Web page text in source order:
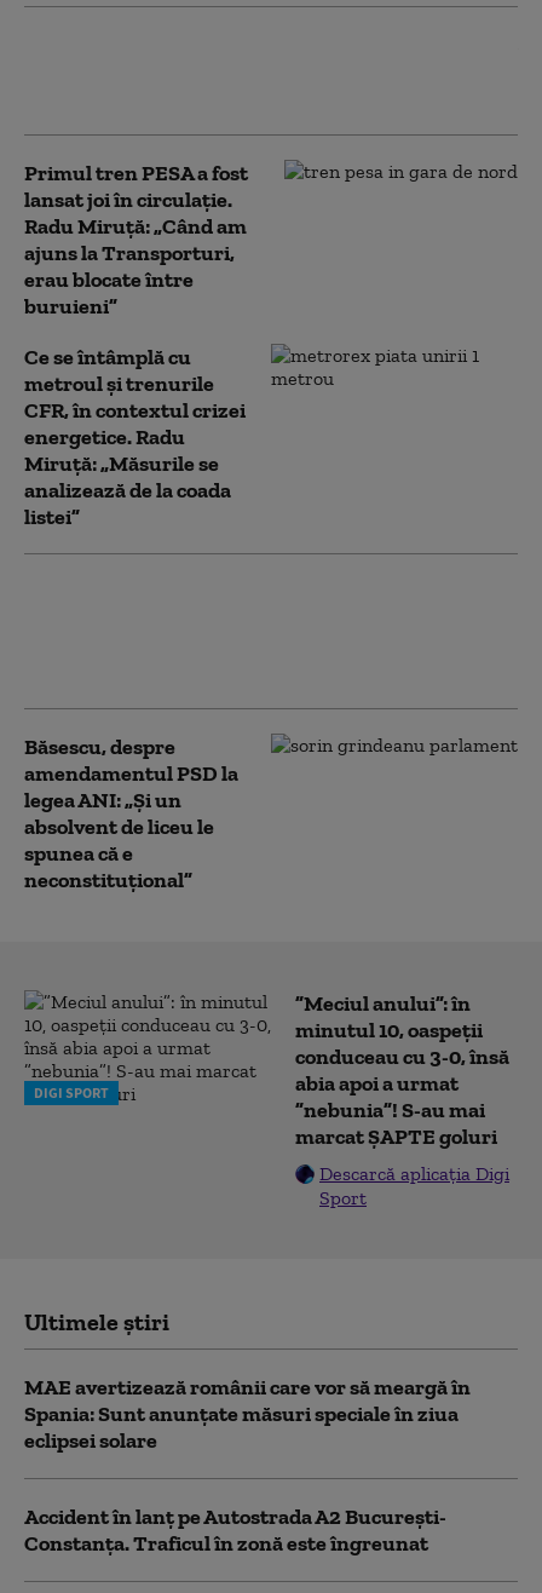
Primul tren PESA a fost
lansat joi în circulație.
Radu Miruță: „Când am
ajuns la Transporturi,
erau blocate între
buruieni”
Ce se întâmplă cu
metroul și trenurile
CFR, în contextul crizei
energetice. Radu
Miruță: „Măsurile se
analizează de la coada
listei”
Băsescu, despre
amendamentul PSD la
legea ANI: „Și un
absolvent de liceu le
spunea că e
neconstituţional”
DIGI SPORT
”Meciul anului”: în
minutul 10, oaspeții
conduceau cu 3-0, însă
abia apoi a urmat
”nebunia”! S-au mai
marcat ȘAPTE goluri
Descarcă aplicația Digi
Sport
Ultimele știri
MAE avertizează românii care vor să meargă în
Spania: Sunt anunțate măsuri speciale în ziua
eclipsei solare
Accident în lanț pe Autostrada A2 București-
Constanța. Traficul în zonă este îngreunat